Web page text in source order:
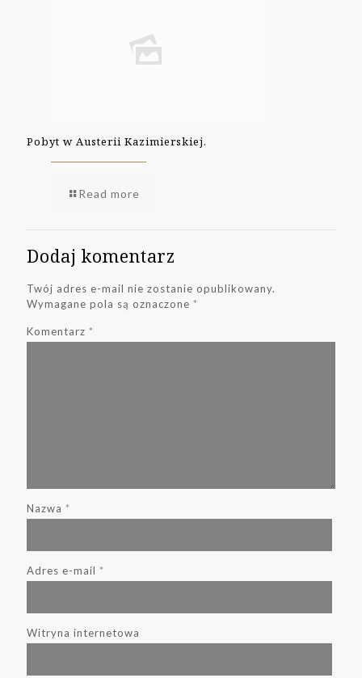
Pobyt w Austerii Kazimierskiej.
Read more
Dodaj komentarz
Twój adres e-mail nie zostanie opublikowany.
Wymagane pola są oznaczone *
Komentarz *
Nazwa *
Adres e-mail *
Witryna internetowa